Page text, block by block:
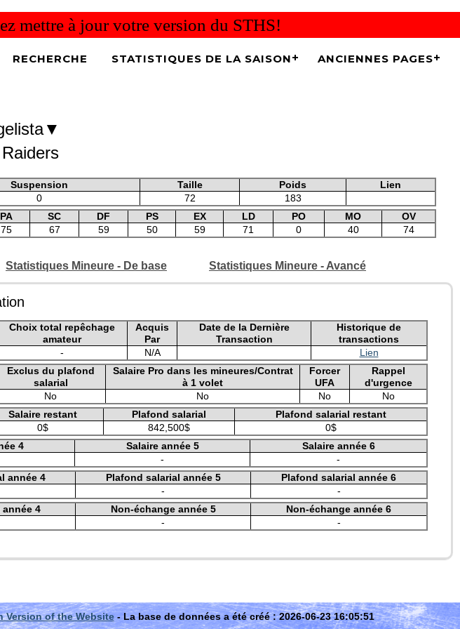
mettre à jour votre version du STHS!
RECHERCHE STATISTIQUES DE LA SAISON ANCIENNES PAGES
▼
Suspension Taille Poids
Lien
0 72
183
PA SC DF PS EX LD PO MO
OV
75 67 59 50 59 71 0 40 74
Statistiques Mineure - De base Statistiques Mineure - Avancé
Choix total repêchage
amateur
Acquis
Par
Date de la Dernière
Transaction
Historique de
transactions
- N/A
Lien
Exclus du plafond
salarial
Salaire Pro dans les mineures/Contrat
à 1 volet
Forcer
UFA
Rappel
d'urgence
No No No
No
Salaire restant Plafond salarial
Plafond salarial restant
0$ 842,500$
0$
4 Salaire année 5
Salaire année 6
-
-
année 4 Plafond salarial année 5
Plafond salarial année 6
-
-
4 Non-échange année 5
Non-échange année 6
- -
Version of the Website- La base de données a été créé : 2026-06-23 16:05:51